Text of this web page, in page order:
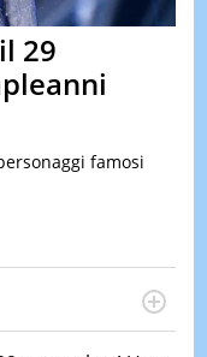
TEST
DI
IERI
29
famosi
Management